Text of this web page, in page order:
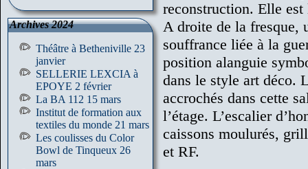
Archives 2024
Théâtre à Betheniville 23
janvier
SELLERIE LEXCIA à
EPOYE 2 février
La BA 112 15 mars
Institut de formation aux
textiles du monde 21 mars
Les coulisses du Color
Bowl de Tinqueux 26
mars
reconstruction. Elle
A droite de la fresque,
souffrance liée à la
position alanguie
dans le style art déco.
accrochés dans cette
l’étage. L’escalier
caissons moulurés,
et RF.